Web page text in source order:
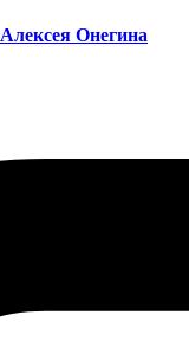
Алексея Онегина